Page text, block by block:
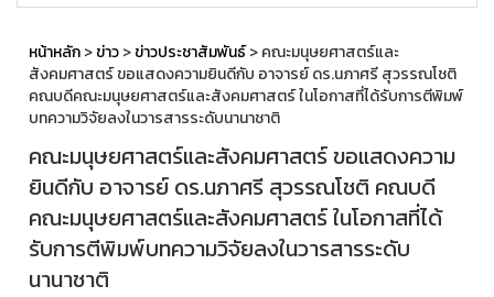
หน้าหลัก>ข่าว>ข่าวประชาสัมพันธ์> คณะมนุษยศาสตร์และ
สังคมศาสตร์ ขอแสดงความยินดีกับ อาจารย์ ดร.นภาศรี สุวรรณโชติ
คณบดีคณะมนุษยศาสตร์และสังคมศาสตร์ ในโอกาสที่ได้รับการตีพิมพ์
บทความวิจัยลงในวารสารระดับนานาชาติ
คณะมนุษยศาสตร์และสังคมศาสตร์ ขอแสดงความ
ยินดีกับ อาจารย์ ดร.นภาศรี สุวรรณโชติ คณบดี
คณะมนุษยศาสตร์และสังคมศาสตร์ ในโอกาสที่ได้
รับการตีพิมพ์บทความวิจัยลงในวารสารระดับ
นานาชาติ